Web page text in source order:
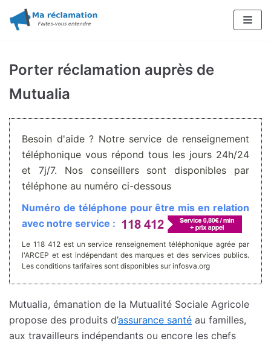
Aller
contenu
Porter réclamation auprès de
Mutualia
Besoin d'aide ? Notre service de renseignement
téléphonique vous répond tous les jours 24h/24
et 7j/7. Nos conseillers sont disponibles par
téléphone au numéro ci-dessous
Numéro de téléphone pour être mis en relation
avec notre service :
Le 118 412 est un service renseignement téléphonique agrée par
l'ARCEP et est indépendant des marques et des services publics.
Les conditions tarifaires sont disponibles sur infosva.org
Mutualia, émanation de la Mutualité Sociale Agricole
propose des produits d’assurance santé au familles,
aux travailleurs indépendants ou encore les chefs